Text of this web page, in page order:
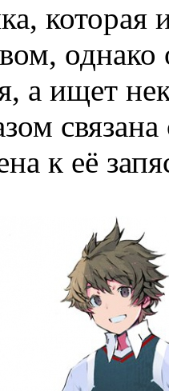
которая
однако
а ищет
к её